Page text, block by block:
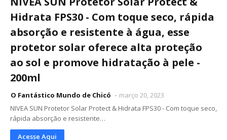
Hidrata FPS30 - Com toque seco, rápida
absorção e resistente à água, esse
protetor solar oferece alta proteção
ao sol e promove hidratação à pele -
200ml
O Fantástico Mundo de Chicó
março 20, 2023
NIVEA SUN Protetor Solar Protect & Hidrata FPS30 - Com toque seco,
rápida absorção e resistente…
Acesse Aqui